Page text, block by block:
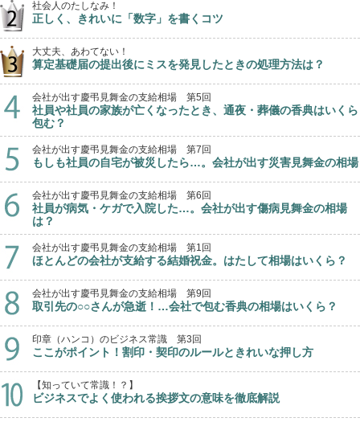
社会人のたしなみ！
正しく、きれいに「数字」を書くコツ
大丈夫、あわてない！
算定基礎届の提出後にミスを発見したときの処理方法は？
会社が出す慶弔見舞金の支給相場 第5回
社員や社員の家族が亡くなったとき、通夜・葬儀の香典はいくら
包む？
会社が出す慶弔見舞金の支給相場 第7回
もしも社員の自宅が被災したら…。会社が出す災害見舞金の相場
会社が出す慶弔見舞金の支給相場 第6回
社員が病気・ケガで入院した…。会社が出す傷病見舞金の相場
は？
会社が出す慶弔見舞金の支給相場 第1回
ほとんどの会社が支給する結婚祝金。はたして相場はいくら？
会社が出す慶弔見舞金の支給相場 第9回
取引先の○○さんが急逝！…会社で包む香典の相場はいくら？
印章（ハンコ）のビジネス常識 第3回
ここがポイント！割印・契印のルールときれいな押し方
【知っていて常識！？】
ビジネスでよく使われる挨拶文の意味を徹底解説